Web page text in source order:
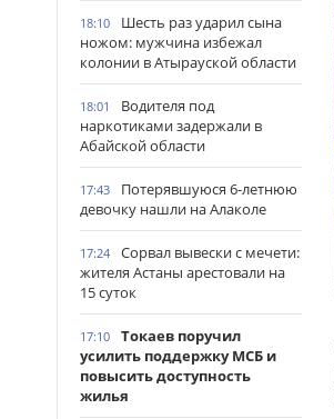
18:10
Шесть раз ударил сына
ножом: мужчина избежал
колонии в Атырауской области
18:01
Водителя под
наркотиками задержали в
Абайской области
17:43
Потерявшуюся 6-летнюю
девочку нашли на Алаколе
17:24
Сорвал вывески с мечети:
жителя Астаны арестовали на
15 суток
17:10
Токаев поручил
усилить поддержку МСБ и
повысить доступность
жилья